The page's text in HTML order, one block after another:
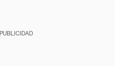
PUBLICIDAD